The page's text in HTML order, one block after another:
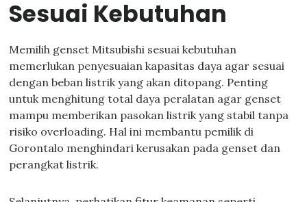
Sesuai Kebutuhan
Memilih genset Mitsubishi sesuai kebutuhan
memerlukan penyesuaian kapasitas daya agar sesuai
dengan beban listrik yang akan ditopang. Penting
untuk menghitung total daya peralatan agar genset
mampu memberikan pasokan listrik yang stabil tanpa
risiko overloading. Hal ini membantu pemilik di
Gorontalo menghindari kerusakan pada genset dan
perangkat listrik.